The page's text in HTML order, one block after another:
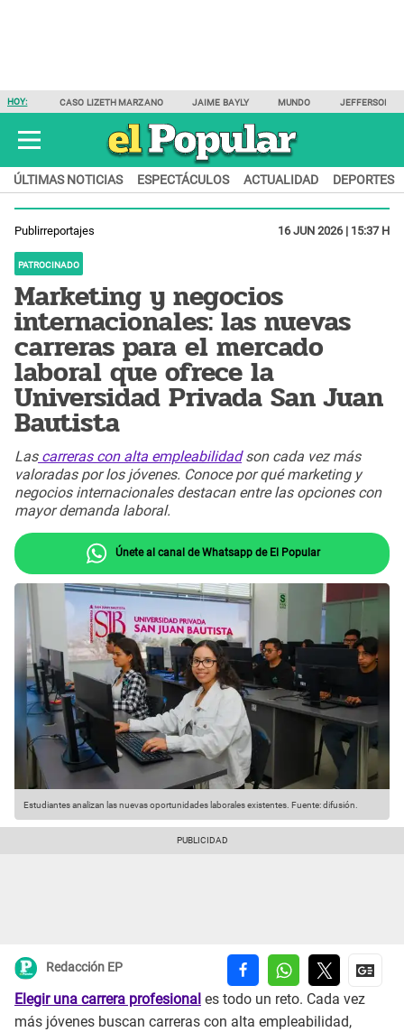
HOY: CASO LIZETH MARZANO JAIME BAYLY MUNDO JEFFERSON
ÚLTIMAS NOTICIAS ESPECTÁCULOS ACTUALIDAD DEPORTES
Publirreportajes 16 JUN 2026 | 15:37 H
PATROCINADO
Marketing y negocios
internacionales: las nuevas
carreras para el mercado
laboral que ofrece la
Universidad Privada San Juan
Bautista
Lascarreras con alta empleabilidadson cada vez más
valoradas por los jóvenes. Conoce por qué marketing y
negocios internacionales destacan entre las opciones con
mayor demanda laboral.
Únete al canal de Whatsapp de El Popular
Estudiantes analizan las nuevas oportunidades laborales existentes. Fuente: difusión.
Redacción EP
Elegir una carrera profesional es todo un reto. Cada vez
más jóvenes buscan carreras con alta empleabilidad,